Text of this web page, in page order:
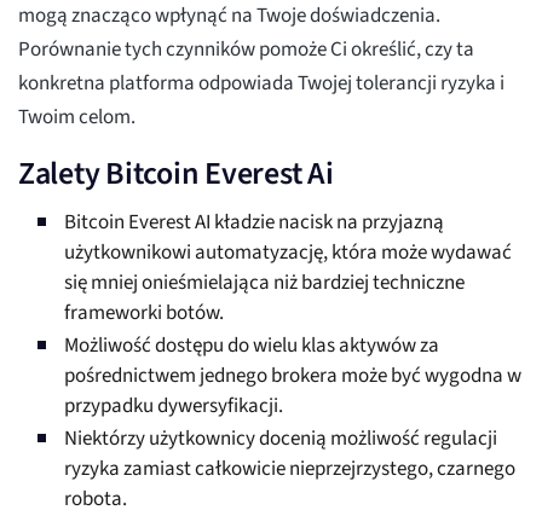
mogą znacząco wpłynąć na Twoje doświadczenia.
Porównanie tych czynników pomoże Ci określić, czy ta
konkretna platforma odpowiada Twojej tolerancji ryzyka i
Twoim celom.
Zalety Bitcoin Everest Ai
Bitcoin Everest AI kładzie nacisk na przyjazną
użytkownikowi automatyzację, która może wydawać
się mniej onieśmielająca niż bardziej techniczne
frameworki botów.
Możliwość dostępu do wielu klas aktywów za
pośrednictwem jednego brokera może być wygodna w
przypadku dywersyfikacji.
Niektórzy użytkownicy docenią możliwość regulacji
ryzyka zamiast całkowicie nieprzejrzystego, czarnego
robota.